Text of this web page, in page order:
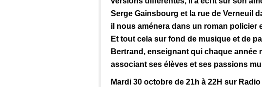
Serge Gainsbourg et la rue de Verneuil
il nous aménera dans un roman policier
Et tout cela sur fond de musique et de
Bertrand, enseignant qui chaque année
associant ses élèves et ses passions
Mardi 30 octobre de 21h à 22H sur